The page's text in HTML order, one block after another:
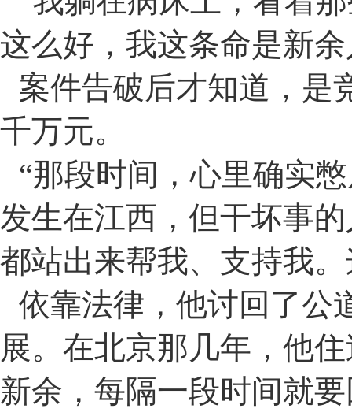
这么好，我这条命是新
案件告破后才知道，是
千万元。
“那段时间，心里确实
发生在江西，但干坏事
都站出来帮我、支持我
依靠法律，他讨回了公
展。在北京那几年，他
新余，每隔一段时间就